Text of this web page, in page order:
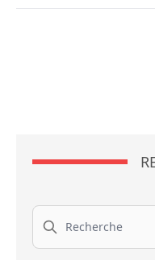
Recherche